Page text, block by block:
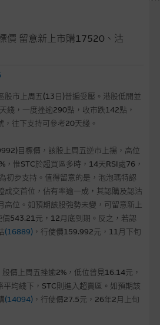
價 留意新上市購17520、沽
股市上周五(13日)普遍受壓。港股低開並
綫，一度挫逾290點，收市跌142點，
，往下支持可參考20天綫。
目標價，該股上周五逆市上揚，高位
，惟STC於超買區多時，14天RSI處76，
初步支持。值得留意的是，泡泡瑪特認
成交首位，佔有率逾一成，其認購及認沽
高位。如預期該股強勢未變，可留意新上
價543.21元，12月底到期。反之，若認
(16889)，行使價159.992元，11月下旬
價上周五挫逾2%，低位曾見16.14元，
均綫下，STC則進入超賣區。如預期該
(14094)，行使價27.5元，26年2月上旬